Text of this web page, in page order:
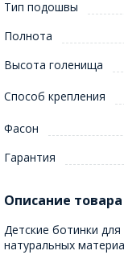
Тип подошвы
Полнота
Высота голенища
Способ крепления
Фасон
Гарантия
Описание товара
Детские ботинки
натуральных